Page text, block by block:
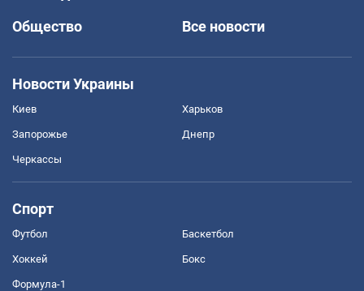
Общество
Все новости
Новости Украины
Киев Харьков
Запорожье Днепр
Черкассы
Спорт
Футбол Баскетбол
Хоккей Бокс
Формула-1